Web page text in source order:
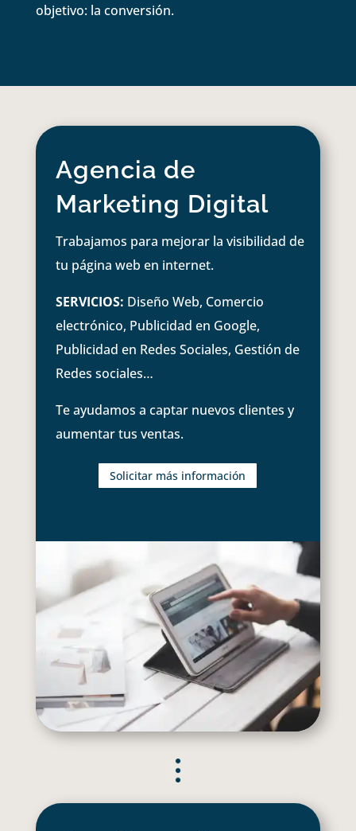
objetivo: la conversión.
Agencia de
Marketing Digital
Trabajamos para mejorar la visibilidad de
tu página web en internet.
SERVICIOS: Diseño Web, Comercio
electrónico, Publicidad en Google,
Publicidad en Redes Sociales, Gestión de
Redes sociales…
Te ayudamos a captar nuevos clientes y
aumentar tus ventas.
Solicitar más información